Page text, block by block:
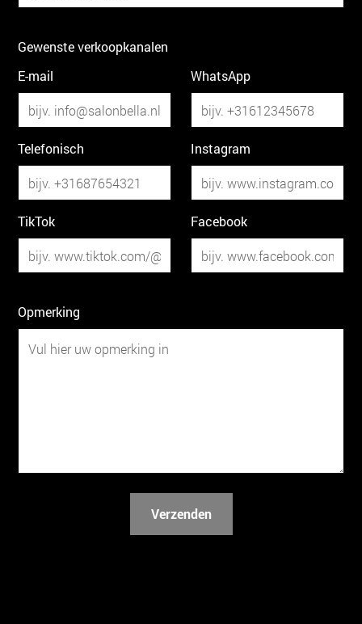
Gewenste verkoopkanalen
E-mail
WhatsApp
Telefonisch Instagram
TikTok Facebook
Opmerking